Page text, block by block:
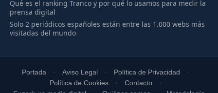
Qué es el ranking Tranco y por qué lo usamos para medir la
prensa digital
Solo 2 periódicos españoles están entre las 1.000 webs más
visitadas del mundo
Portada Aviso Legal
Política de Privacidad
Política de Cookies
Contacto